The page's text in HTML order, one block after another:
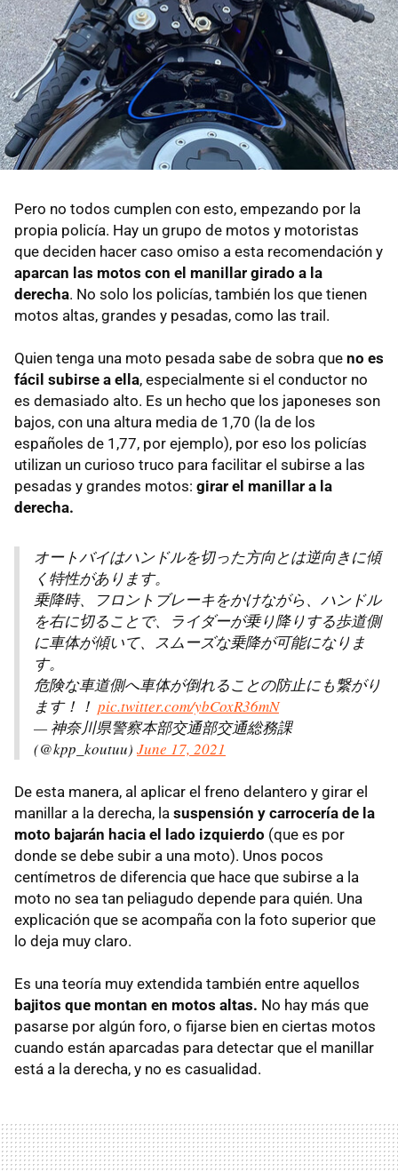
Pero no todos cumplen con esto, empezando por la
propia policía. Hay un grupo de motos y motoristas
que deciden hacer caso omiso a esta recomendación y
aparcan las motos con el manillar girado a la
derecha. No solo los policías, también los que tienen
motos altas, grandes y pesadas, como las trail.
Quien tenga una moto pesada sabe de sobra que no es
fácil subirse a ella, especialmente si el conductor no
es demasiado alto. Es un hecho que los japoneses son
bajos, con una altura media de 1,70 (la de los
españoles de 1,77, por ejemplo), por eso los policías
utilizan un curioso truco para facilitar el subirse a las
pesadas y grandes motos: girar el manillar a la
derecha.
オートバイはハンドルを切った方向とは逆向きに傾
く特性があります。
乗降時、フロントブレーキをかけながら、ハンドル
を右に切ることで、ライダーが乗り降りする歩道側
に車体が傾いて、スムーズな乗降が可能になりま
す。
危険な車道側へ車体が倒れることの防止にも繋がり
ます！！ pic.twitter.com/ybCoxR36mN
— 神奈川県警察本部交通部交通総務課
(@kpp_koutuu) June 17, 2021
De esta manera, al aplicar el freno delantero y girar el
manillar a la derecha, la suspensión y carrocería de la
moto bajarán hacia el lado izquierdo (que es por
donde se debe subir a una moto). Unos pocos
centímetros de diferencia que hace que subirse a la
moto no sea tan peliagudo depende para quién. Una
explicación que se acompaña con la foto superior que
lo deja muy claro.
Es una teoría muy extendida también entre aquellos
bajitos que montan en motos altas. No hay más que
pasarse por algún foro, o fijarse bien en ciertas motos
cuando están aparcadas para detectar que el manillar
está a la derecha, y no es casualidad.